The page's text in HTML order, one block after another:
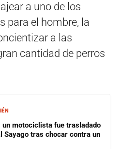
a uno de los
para el hombre, la
a las
cantidad de perros
un motociclista fue trasladado
Sayago tras chocar contra un